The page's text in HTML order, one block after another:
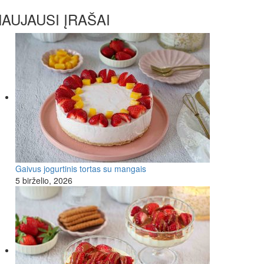
ĮRAŠAI
Gaivus jogurtinis tortas su mangais
5 birželio, 2026